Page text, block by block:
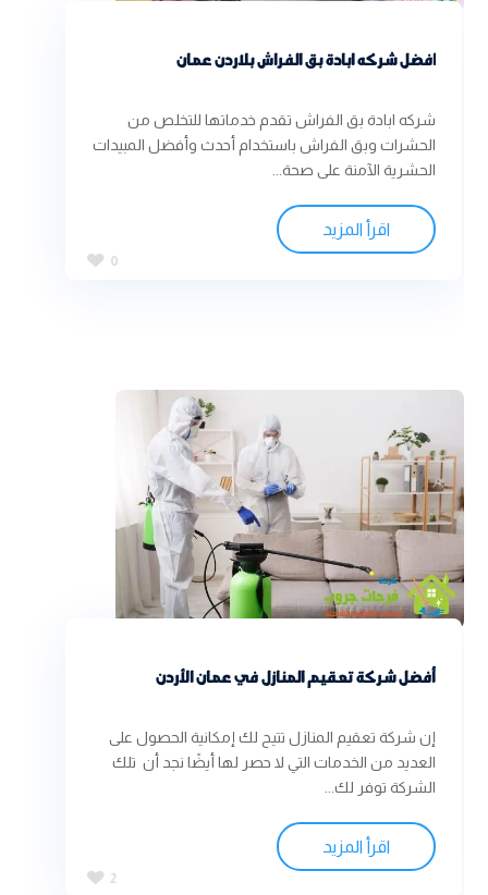
افضل شركه ابادة بق الفراش بلاردن عمان
شركه ابادة بق الفراش تقدم خدماتها للتخلص من
الحشرات وبق الفراش باستخدام أحدث وأفضل المبيدات
الحشرية الآمنة على صحة...
اقرأ المزيد
0
أفضل شركة تعقيم المنازل في عمان الأردن
إن شركة تعقيم المنازل تتيح لك إمكانية الحصول على
العديد من الخدمات التي لا حصر لها أيضًا نجد أن تلك
الشركة توفر لك...
اقرأ المزيد
2